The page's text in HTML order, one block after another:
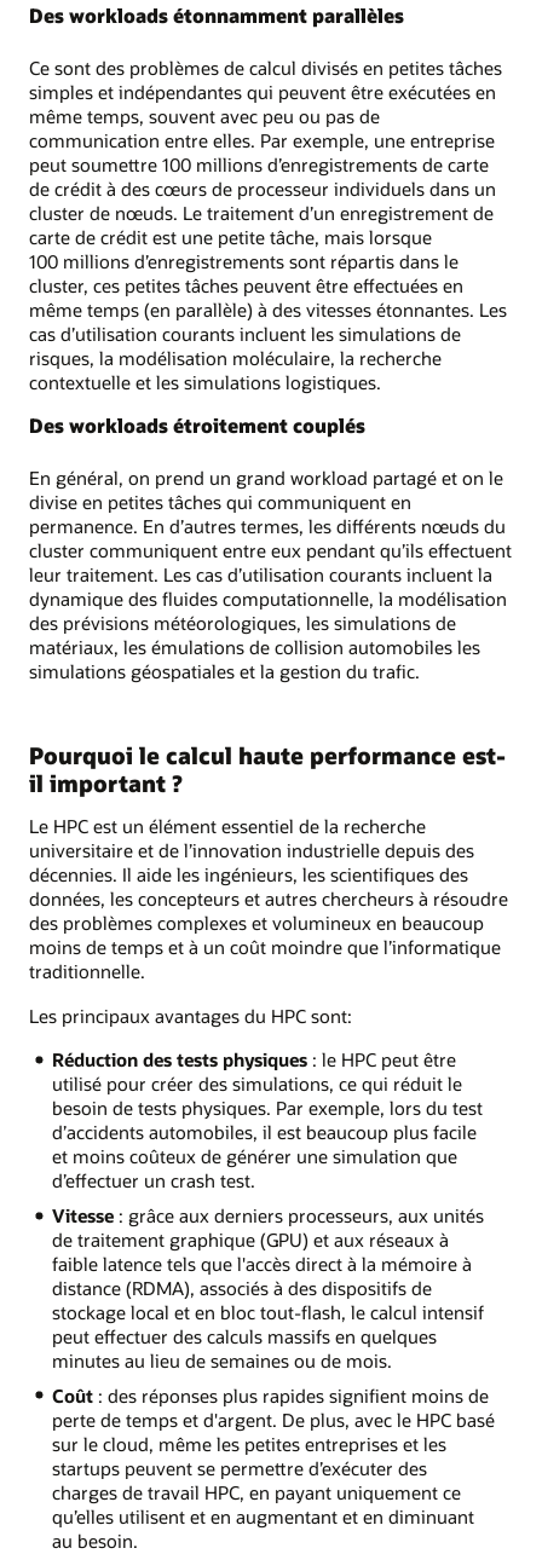
Des workloads étonnamment parallèles
Ce sont des problèmes de calcul divisés en petites tâches
simples et indépendantes qui peuvent être exécutées en
même temps, souvent avec peu ou pas de
communication entre elles. Par exemple, une entreprise
peut soumettre 100 millions d’enregistrements de carte
de crédit à des cœurs de processeur individuels dans un
cluster de nœuds. Le traitement d’un enregistrement de
carte de crédit est une petite tâche, mais lorsque
100 millions d’enregistrements sont répartis dans le
cluster, ces petites tâches peuvent être effectuées en
même temps (en parallèle) à des vitesses étonnantes. Les
cas d’utilisation courants incluent les simulations de
risques, la modélisation moléculaire, la recherche
contextuelle et les simulations logistiques.
Des workloads étroitement couplés
En général, on prend un grand workload partagé et on le
divise en petites tâches qui communiquent en
permanence. En d’autres termes, les différents nœuds du
cluster communiquent entre eux pendant qu’ils effectuent
leur traitement. Les cas d’utilisation courants incluent la
dynamique des fluides computationnelle, la modélisation
des prévisions météorologiques, les simulations de
matériaux, les émulations de collision automobiles les
simulations géospatiales et la gestion du trafic.
Pourquoi le calcul haute performance est-
il important ?
Le HPC est un élément essentiel de la recherche
universitaire et de l’innovation industrielle depuis des
décennies. Il aide les ingénieurs, les scientifiques des
données, les concepteurs et autres chercheurs à résoudre
des problèmes complexes et volumineux en beaucoup
moins de temps et à un coût moindre que l’informatique
traditionnelle.
Les principaux avantages du HPC sont:
Réduction des tests physiques: le HPC peut être
utilisé pour créer des simulations, ce qui réduit le
besoin de tests physiques. Par exemple, lors du test
d’accidents automobiles, il est beaucoup plus facile
et moins coûteux de générer une simulation que
d’effectuer un crash test.
Vitesse: grâce aux derniers processeurs, aux unités
de traitement graphique (GPU) et aux réseaux à
faible latence tels que l'accès direct à la mémoire à
distance (RDMA), associés à des dispositifs de
stockage local et en bloc tout-flash, le calcul intensif
peut effectuer des calculs massifs en quelques
minutes au lieu de semaines ou de mois.
Coût : des réponses plus rapides signifient moins de
perte de temps et d'argent. De plus, avec le HPC basé
sur le cloud, même les petites entreprises et les
startups peuvent se permettre d’exécuter des
charges de travail HPC, en payant uniquement ce
qu’elles utilisent et en augmentant et en diminuant
au besoin.